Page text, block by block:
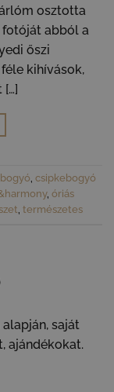
osztotta
abból a
őszi
kihívások,
, csipkebogyó
, óriás
, természetes
saját
ajándékokat.